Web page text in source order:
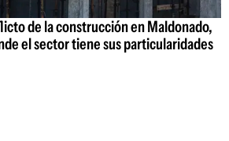
de la construcción en Maldonado,
el sector tiene sus particularidades